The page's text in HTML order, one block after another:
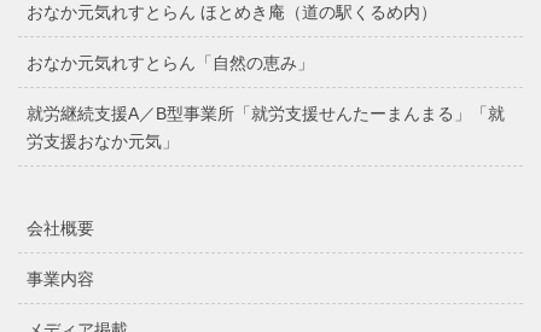
おなか元気れすとらん ほとめき庵（道の駅くるめ内）
おなか元気れすとらん「自然の恵み」
就労継続支援A／B型事業所「就労支援せんたーまんまる」「就
労支援おなか元気」
会社概要
事業内容